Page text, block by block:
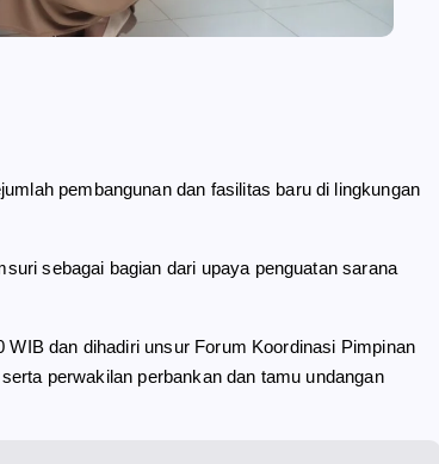
pembangunan dan fasilitas baru di lingkungan
sebagai bagian dari upaya penguatan sarana
dan dihadiri unsur Forum Koordinasi Pimpinan
perwakilan perbankan dan tamu undangan